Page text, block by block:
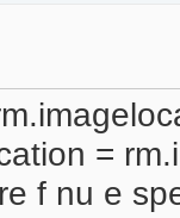
=
f nu e